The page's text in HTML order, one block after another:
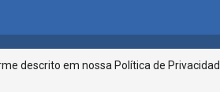
Bairro São José | Aracaju-SE, CEP 49015-030,
descrito em nossa Política de